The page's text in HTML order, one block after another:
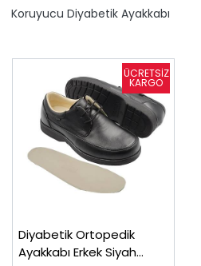
Koruyucu Diyabetik Ayakkabı
Diyabetik Ortopedik
Ayakkabı Erkek Siyah